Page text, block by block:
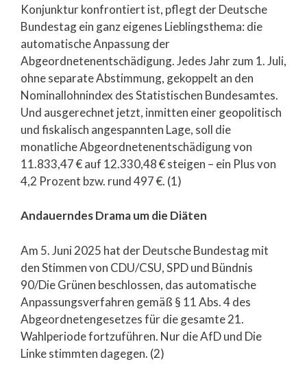
Konjunktur konfrontiert ist, pflegt der Deutsche
Bundestag ein ganz eigenes Lieblingsthema: die
automatische Anpassung der
Abgeordnetenentschädigung. Jedes Jahr zum 1. Juli,
ohne separate Abstimmung, gekoppelt an den
Nominallohnindex des Statistischen Bundesamtes.
Und ausgerechnet jetzt, inmitten einer geopolitisch
und fiskalisch angespannten Lage, soll die
monatliche Abgeordnetenentschädigung von
11.833,47 € auf 12.330,48 € steigen – ein Plus von
4,2 Prozent bzw. rund 497 €. (1)
Andauerndes Drama um die Diäten
Am 5. Juni 2025 hat der Deutsche Bundestag mit
den Stimmen von CDU/CSU, SPD und Bündnis
90/Die Grünen beschlossen, das automatische
Anpassungsverfahren gemäß § 11 Abs. 4 des
Abgeordnetengesetzes für die gesamte 21.
Wahlperiode fortzuführen. Nur die AfD und Die
Linke stimmten dagegen. (2)